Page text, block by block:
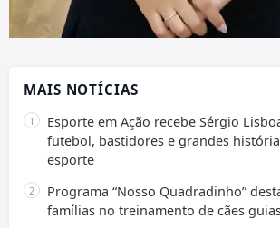
MAIS NOTÍCIAS
Esporte em Ação recebe Sérgio
futebol, bastidores e grandes
esporte
Programa “Nosso Quadradinho”
famílias no treinamento de cães